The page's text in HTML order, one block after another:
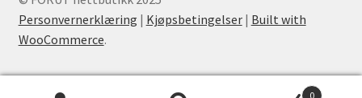
Personvernerklæring | Kjøpsbetingelser| Built with
WooCommerce.
0